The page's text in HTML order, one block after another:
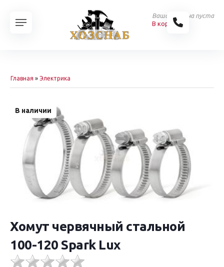
Ваша корзина пуста
В корзину
Главная » Электрика
В наличии
Хомут червячный стальной
100-120 Spark Lux